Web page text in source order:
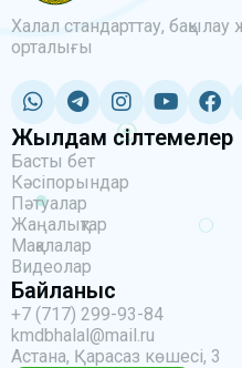
Халал стандарттау, бақылау
орталығы
Жылдам сілтемелер
Басты бет
Кәсіпорындар
Пәтуалар
Жаңалықтар
Мақалалар
Видеолар
Байланыс
+7 (717) 299-93-84
kmdbhalal@mail.ru
Астана, Қарасаз көшесі, 3